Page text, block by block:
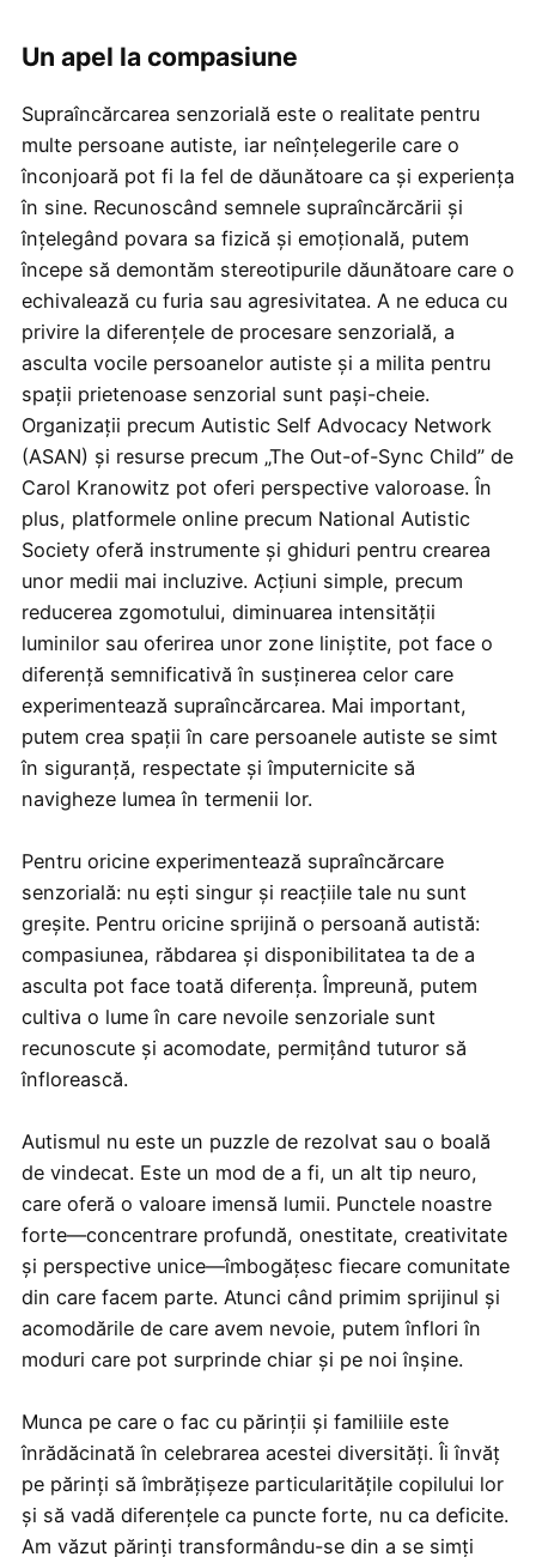
Un apel la compasiune
Supraîncărcarea senzorială este o realitate pentru
multe persoane autiste, iar neînțelegerile care o
înconjoară pot fi la fel de dăunătoare ca și experiența
în sine. Recunoscând semnele supraîncărcării și
înțelegând povara sa fizică și emoțională, putem
începe să demontăm stereotipurile dăunătoare care o
echivalează cu furia sau agresivitatea. A ne educa cu
privire la diferențele de procesare senzorială, a
asculta vocile persoanelor autiste și a milita pentru
spații prietenoase senzorial sunt pași-cheie.
Organizații precum Autistic Self Advocacy Network
(ASAN) și resurse precum „The Out-of-Sync Child” de
Carol Kranowitz pot oferi perspective valoroase. În
plus, platformele online precum National Autistic
Society oferă instrumente și ghiduri pentru crearea
unor medii mai incluzive. Acțiuni simple, precum
reducerea zgomotului, diminuarea intensității
luminilor sau oferirea unor zone liniștite, pot face o
diferență semnificativă în susținerea celor care
experimentează supraîncărcarea. Mai important,
putem crea spații în care persoanele autiste se simt
în siguranță, respectate și împuternicite să
navigheze lumea în termenii lor.
Pentru oricine experimentează supraîncărcare
senzorială: nu ești singur și reacțiile tale nu sunt
greșite. Pentru oricine sprijină o persoană autistă:
compasiunea, răbdarea și disponibilitatea ta de a
asculta pot face toată diferența. Împreună, putem
cultiva o lume în care nevoile senzoriale sunt
recunoscute și acomodate, permițând tuturor să
înflorească.
Autismul nu este un puzzle de rezolvat sau o boală
de vindecat. Este un mod de a fi, un alt tip neuro,
care oferă o valoare imensă lumii. Punctele noastre
forte—concentrare profundă, onestitate, creativitate
și perspective unice—îmbogățesc fiecare comunitate
din care facem parte. Atunci când primim sprijinul și
acomodările de care avem nevoie, putem înflori în
moduri care pot surprinde chiar și pe noi înșine.
Munca pe care o fac cu părinții și familiile este
înrădăcinată în celebrarea acestei diversități. Îi învăț
pe părinți să îmbrățișeze particularitățile copilului lor
și să vadă diferențele ca puncte forte, nu ca deficite.
Am văzut părinți transformându-se din a se simți